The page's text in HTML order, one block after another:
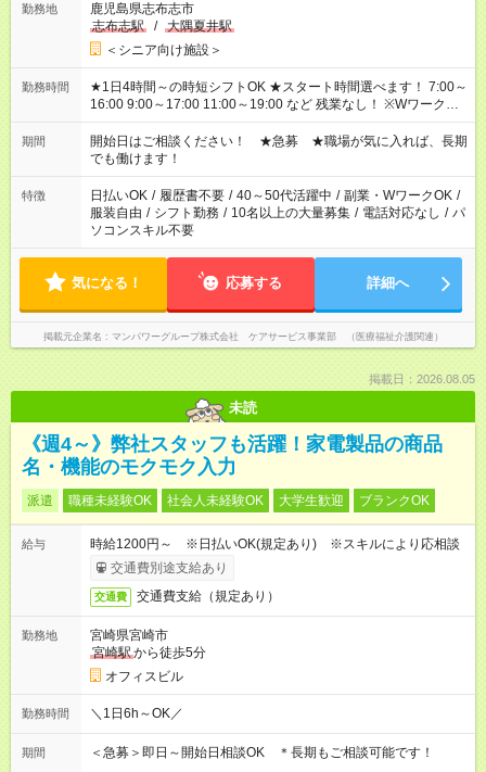
勤務地
鹿児島県志布志市
志布志駅
/ 大隅夏井駅
＜シニア向け施設＞
勤務時間
★1日4時間～の時短シフトOK ★スタート時間選べます！ 7:00～
16:00 9:00～17:00 11:00～19:00 など 残業なし！ ※Wワークの
場合、他のお仕事と合わせ週40時間超の就業はご案内できませ
ん ※法令に基づき、週20時間以上勤務は社会保険への加入対象
となります ※労働者派遣法（日雇い派遣の原則禁止）により、
短時間・短期間の就業はご案内が難しい場合があります
期間
開始日はご相談ください！ ★急募 ★職場が気に入れば、長期
でも働けます！
特徴 日払いOK / 履歴書不要 / 40～50代活躍中 / 副業・WワークOK /
服装自由 / シフト勤務 / 10名以上の大量募集 / 電話対応なし / パ
ソコンスキル不要
気になる！ 応募する 詳細へ
掲載元企業名 マンパワーグループ株式会社 ケアサービス事業部 （医療福祉介護関連）
掲載日：2026.08.05
未読
《週4～》弊社スタッフも活躍！家電製品の商品
名・機能のモクモク入力
派遣 職種未経験OK 社会人未経験OK 大学生歓迎 ブランクOK
給与
時給1200円～ ※日払いOK(規定あり) ※スキルにより応相談
交通費別途支給あり
交通費 交通費支給（規定あり）
勤務地
宮崎県宮崎市
宮崎駅から徒歩5分
オフィスビル
勤務時間 ＼1日6h～OK／
期間 ＜急募＞即日～開始日相談OK ＊長期もご相談可能です！